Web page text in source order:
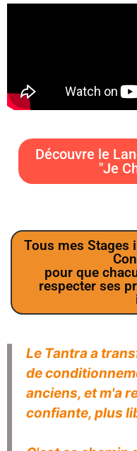
Découvre le
"Je
Tous mes Stages
pour que
respecter ses
Le Tantra a
de
anciens, et m'a
confiante, plus